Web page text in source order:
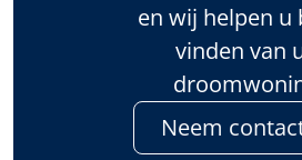
en wij helpen u
vinden van
Neem